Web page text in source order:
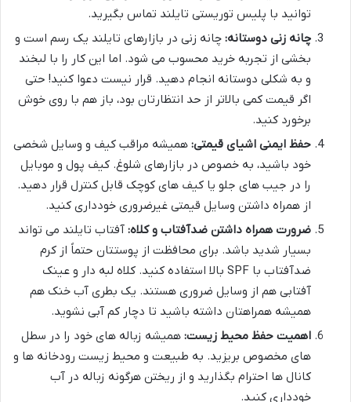
توانید با پلیس توریستی تایلند تماس بگیرید.
چانه زنی دوستانه: چانه زنی در بازارهای تایلند یک رسم است و
بخشی از تجربه خرید محسوب می شود. اما این کار را با لبخند
و به شکلی دوستانه انجام دهید. قرار نیست دعوا کنید! حتی
اگر قیمت کمی بالاتر از حد انتظارتان بود، باز هم با روی خوش
برخورد کنید.
حفظ ایمنی اشیای قیمتی: همیشه مراقب کیف و وسایل شخصی
خود باشید، به خصوص در بازارهای شلوغ. کیف پول و موبایل
را در جیب های جلو یا کیف های کوچک قابل کنترل قرار دهید.
از همراه داشتن وسایل قیمتی غیرضروری خودداری کنید.
ضرورت همراه داشتن ضدآفتاب و کلاه: آفتاب تایلند می تواند
بسیار شدید باشد. برای محافظت از پوستتان حتماً از کرم
ضدآفتاب با SPF بالا استفاده کنید. کلاه لبه دار و عینک
آفتابی هم از وسایل ضروری هستند. یک بطری آب خنک هم
همیشه همراهتان داشته باشید تا دچار کم آبی نشوید.
اهمیت حفظ محیط زیست: همیشه زباله های خود را در سطل
های مخصوص بریزید. به طبیعت و محیط زیست رودخانه ها و
کانال ها احترام بگذارید و از ریختن هرگونه زباله در آب
خودداری کنید.